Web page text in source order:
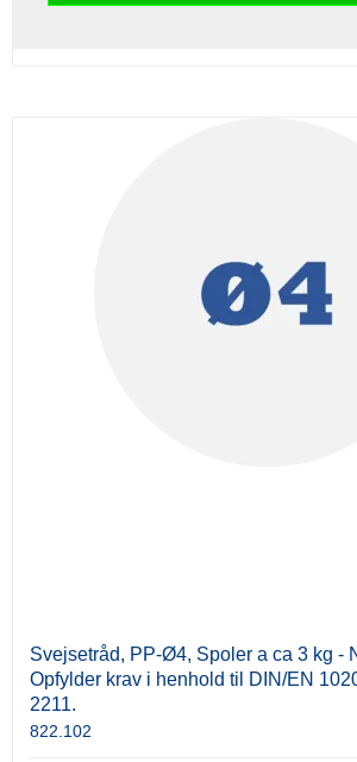
Svejsetråd, PP-Ø4, Spoler a ca 3 kg -
Opfylder krav i henhold til DIN/EN
2211.
822.102